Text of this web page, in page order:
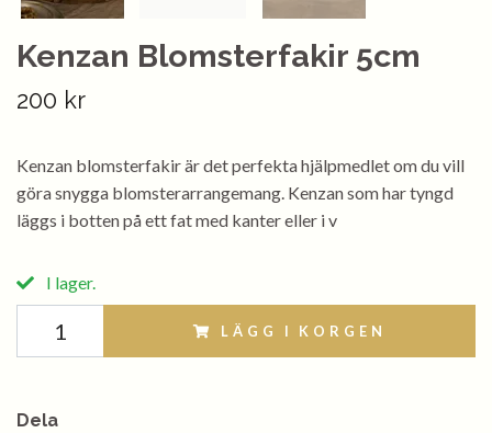
Kenzan Blomsterfakir 5cm
200 kr
Kenzan blomsterfakir är det perfekta hjälpmedlet om du vill
göra snygga blomsterarrangemang. Kenzan som har tyngd
läggs i botten på ett fat med kanter eller i v
I lager.
LÄGG I KORGEN
Dela